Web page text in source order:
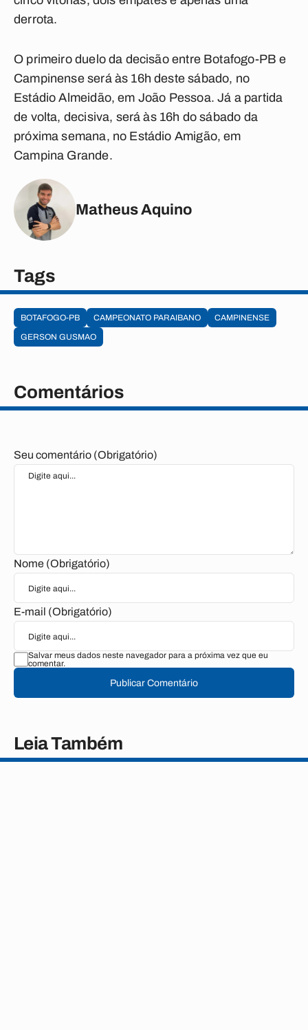
derrota.
O primeiro duelo da decisão entre Botafogo-PB e
Campinense será às 16h deste sábado, no
Estádio Almeidão, em João Pessoa. Já a partida
de volta, decisiva, será às 16h do sábado da
próxima semana, no Estádio Amigão, em
Campina Grande.
Matheus Aquino
Tags
BOTAFOGO-PB CAMPEONATO PARAIBANO
CAMPINENSE
GERSON GUSMAO
Comentários
Seu comentário (Obrigatório)
Nome (Obrigatório)
E-mail (Obrigatório)
Salvar meus dados neste navegador para a próxima vez que eu
comentar.
Publicar Comentário
Leia Também